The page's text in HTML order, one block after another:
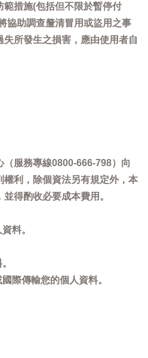
措施(包括但不限於暫停付
協助調查釐清冒用或盜用之事
所發生之損害，應由使用者自
服務專線0800-666-798）向
利，除個資法另有規定外，本
得酌收必要成本費用。
料。
際傳輸您的個人資料。